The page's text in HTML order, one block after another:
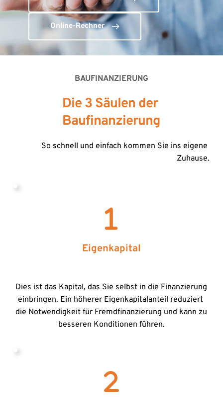
Online-Rechner
BAUFINANZIERUNG
Die 3 Säulen der
Baufinanzierung
So schnell und einfach kommen Sie ins eigene
Zuhause.
Eigenkapital
Dies ist das Kapital, das Sie selbst in die Finanzierung
einbringen. Ein höherer Eigenkapitalanteil reduziert
die Notwendigkeit für Fremdfinanzierung und kann zu
besseren Konditionen führen.